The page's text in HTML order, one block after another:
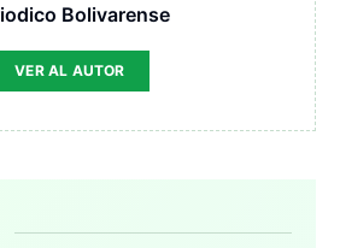
Bolivarense
VER AL AUTOR